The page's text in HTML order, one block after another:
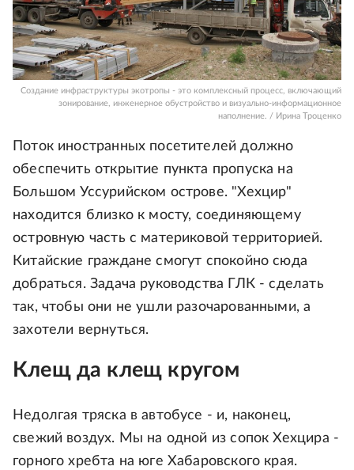
Создание инфраструктуры экотропы - это комплексный процесс, включающий
зонирование, инженерное обустройство и визуально-информационное
наполнение. / Ирина Троценко
Поток иностранных посетителей должно
обеспечить открытие пункта пропуска на
Большом Уссурийском острове. "Хехцир"
находится близко к мосту, соединяющему
островную часть с материковой территорией.
Китайские граждане смогут спокойно сюда
добраться. Задача руководства ГЛК - сделать
так, чтобы они не ушли разочарованными, а
захотели вернуться.
Клещ да клещ кругом
Недолгая тряска в автобусе - и, наконец,
свежий воздух. Мы на одной из сопок Хехцира -
горного хребта на юге Хабаровского края.